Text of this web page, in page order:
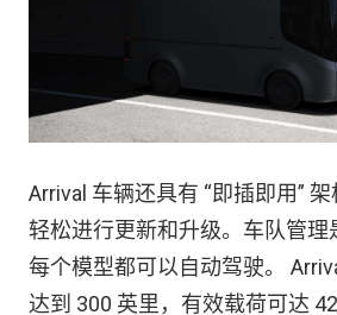
Arrival 车辆还具有 “即插即用”
轻松进行更新和升级。车队管理
每个模型都可以自动驾驶。
达到 300 英里，有效载荷可达